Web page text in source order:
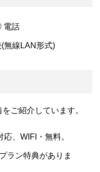
話
無線LAN形式)
ご紹介しています。
、WIFI・無料。
ラン特典がありま